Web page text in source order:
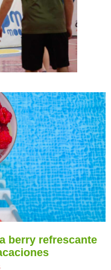
berry refrescante